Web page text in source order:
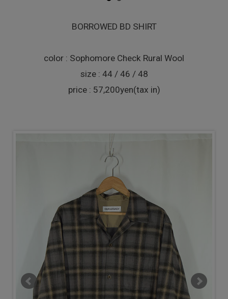
BORROWED BD SHIRT
color : Sophomore Check Rural Wool
size : 44 / 46 / 48
price : 57,200yen(tax in)